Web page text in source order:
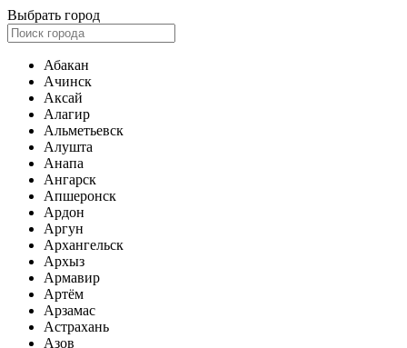
Выбрать город
Абакан
Ачинск
Аксай
Алагир
Альметьевск
Алушта
Анапа
Ангарск
Апшеронск
Ардон
Аргун
Архангельск
Архыз
Армавир
Артём
Арзамас
Астрахань
Азов